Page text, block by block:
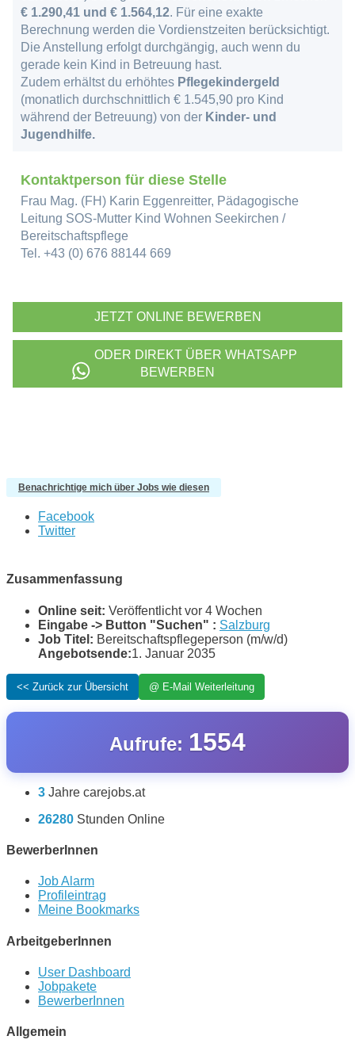
Benachrichtige mich über Jobs wie diesen
Facebook
Twitter
Zusammenfassung
Online seit: Veröffentlicht vor 4 Wochen
Eingabe -> Button "Suchen" : Salzburg
Job Titel: Bereitschaftspflegeperson (m/w/d)
Angebotsende:1. Januar 2035
Aufrufe: 1554
3 Jahre carejobs.at
26280 Stunden Online
BewerberInnen
Job Alarm
Profileintrag
Meine Bookmarks
ArbeitgeberInnen
User Dashboard
Jobpakete
BewerberInnen
Allgemein